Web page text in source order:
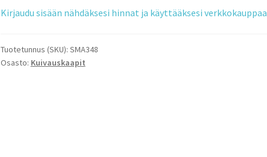
Kirjaudu sisään nähdäksesi hinnat ja käyttääksesi verkkokauppaa
Tuotetunnus (SKU): SMA348
Osasto: Kuivauskaapit